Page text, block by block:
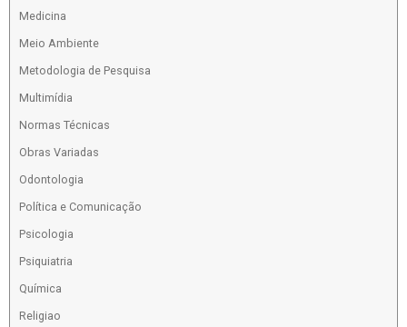
Medicina
Meio Ambiente
Metodologia de Pesquisa
Multimídia
Normas Técnicas
Obras Variadas
Odontologia
Política e Comunicação
Psicologia
Psiquiatria
Química
Religiao